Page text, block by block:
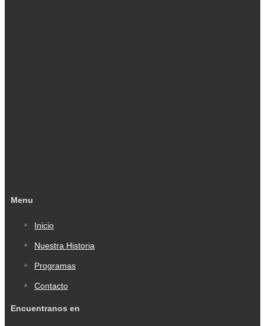
Menu
Inicio
Nuestra Historia
Programas
Contacto
Encuentranos en